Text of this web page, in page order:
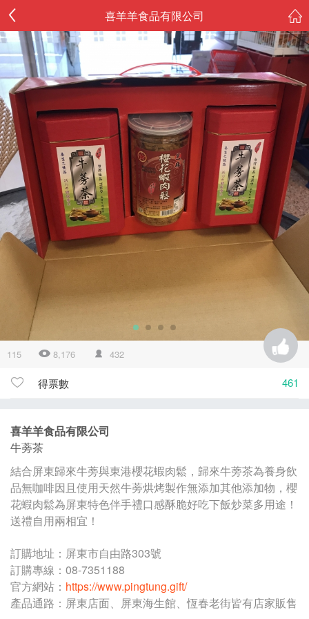
喜羊羊食品有限公司
115 8,176 432
得票數 461
喜羊羊食品有限公司
牛蒡茶
結合屏東歸來牛蒡與東港櫻花蝦肉鬆，歸來牛蒡茶為養身飲
品無咖啡因且使用天然牛蒡烘烤製作無添加其他添加物，櫻
花蝦肉鬆為屏東特色伴手禮口感酥脆好吃下飯炒菜多用途！
送禮自用兩相宜！
訂購地址：屏東市自由路303號
訂購專線：08-7351188
官方網站： https://www.pingtung.gift/
產品通路：屏東店面、屏東海生館、恆春老街皆有店家販售